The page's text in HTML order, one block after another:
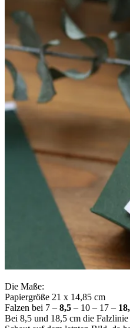
Die Maße:
Papiergröße 21 x 14,85 cm
Falzen bei 7 – 8,5 – 10 – 17 –
Bei 8,5 und 18,5 cm die